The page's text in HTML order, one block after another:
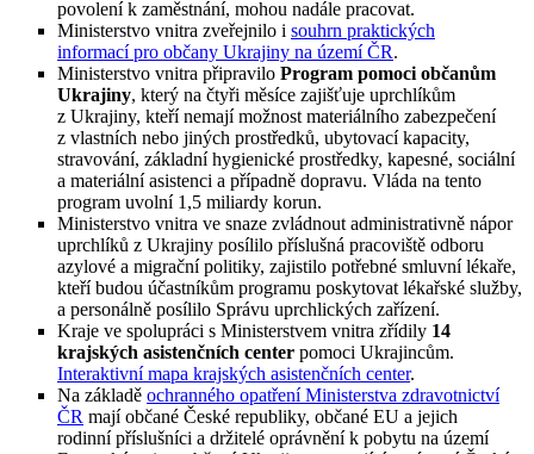
povolení k zaměstnání, mohou nadále pracovat.
Ministerstvo vnitra zveřejnilo i souhrn praktických
informací pro občany Ukrajiny na území ČR.
Ministerstvo vnitra připravilo Program pomoci občanům
Ukrajiny, který na čtyři měsíce zajišťuje uprchlíkům
z Ukrajiny, kteří nemají možnost materiálního zabezpečení
z vlastních nebo jiných prostředků, ubytovací kapacity,
stravování, základní hygienické prostředky, kapesné, sociální
a materiální asistenci a případně dopravu. Vláda na tento
program uvolní 1,5 miliardy korun.
Ministerstvo vnitra ve snaze zvládnout administrativně nápor
uprchlíků z Ukrajiny posílilo příslušná pracoviště odboru
azylové a migrační politiky, zajistilo potřebné smluvní lékaře,
kteří budou účastníkům programu poskytovat lékařské služby,
a personálně posílilo Správu uprchlických zařízení.
Kraje ve spolupráci s Ministerstvem vnitra zřídily 14
krajských asistenčních center pomoci Ukrajincům.
Interaktivní mapa krajských asistenčních center.
Na základě ochranného opatření Ministerstva zdravotnictví
ČR mají občané České republiky, občané EU a jejich
rodinní příslušníci a držitelé oprávnění k pobytu na území